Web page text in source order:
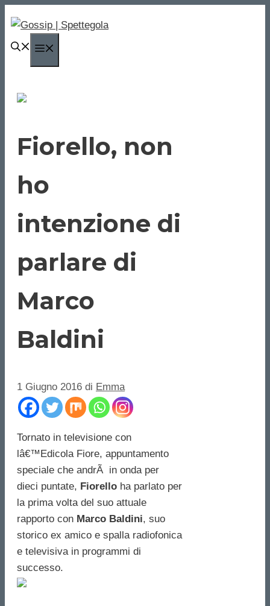
al
contenuto
Fiorello, non
ho
intenzione di
parlare di
Marco
Baldini
1 Giugno 2016 di Emma
Tornato in televisione con
lâ€™Edicola Fiore, appuntamento
speciale che andrÃ in onda per
dieci puntate, Fiorello ha parlato per
la prima volta del suo attuale
rapporto con Marco Baldini, suo
storico ex amico e spalla radiofonica
e televisiva in programmi di
successo.